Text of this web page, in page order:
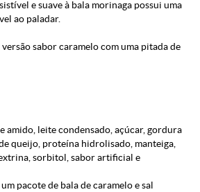
e suave à bala morinaga possui uma
ao paladar.
sabor caramelo com uma pitada de
amido, leite condensado, açúcar, gordura
queijo, proteína hidrolisado, manteiga,
sorbitol, sabor artificial e
pacote de bala de caramelo e sal